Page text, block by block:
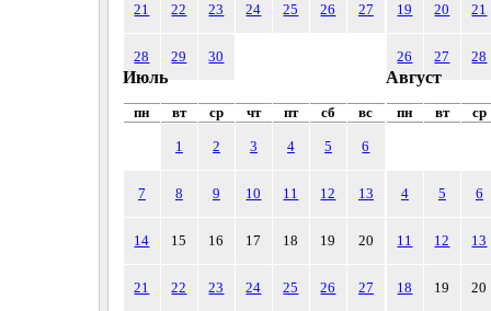
21 22 23 24 25 26 27
28 29 30
19 20 21
26 27 28
Июль
пн вт ср чт пт сб вс
1 2 3 4 5 6
7 8 9 10 11 12 13
14 15 16 17 18 19 20
21 22 23 24 25 26 27
Август
пн вт ср
4 5 6
11 12 13
18 19 20